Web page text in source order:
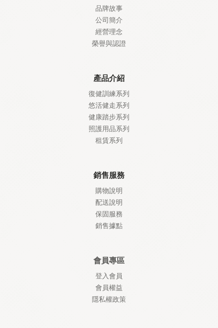
品牌故事
公司簡介
經營理念
榮譽與認證
產品介紹
復健訓練系列
悠活健走系列
健康踏步系列
照護用品系列
租賃系列
銷售服務
購物說明
配送說明
保固服務
銷售據點
會員專區
登入會員
會員權益
隱私權政策